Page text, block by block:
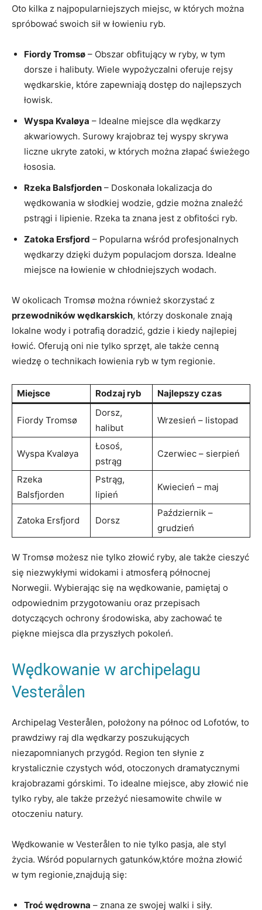
Oto kilka z najpopularniejszych miejsc, w których można
spróbować swoich sił w łowieniu ryb.
Fiordy Tromsø – Obszar obfitujący w ryby, w tym
dorsze i halibuty. Wiele wypożyczalni oferuje rejsy
wędkarskie, które zapewniają dostęp do najlepszych
łowisk.
Wyspa Kvaløya – Idealne miejsce dla wędkarzy
akwariowych. Surowy krajobraz tej wyspy skrywa
liczne ukryte zatoki, w których można złapać świeżego
łososia.
Rzeka Balsfjorden – Doskonała lokalizacja do
wędkowania w słodkiej wodzie, gdzie można znaleźć
pstrągi i lipienie. Rzeka ta znana jest z obfitości ryb.
Zatoka Ersfjord – Popularna wśród profesjonalnych
wędkarzy dzięki dużym populacjom dorsza. Idealne
miejsce na łowienie w chłodniejszych wodach.
W okolicach Tromsø można również skorzystać z
przewodników wędkarskich, którzy doskonale znają
lokalne wody i potrafią doradzić, gdzie i kiedy najlepiej
łowić. Oferują oni nie tylko sprzęt, ale także cenną
wiedzę o technikach łowienia ryb w tym regionie.
Miejsce Rodzaj ryb Najlepszy czas
Fiordy Tromsø
Dorsz,
halibut
Wrzesień – listopad
Wyspa Kvaløya
Łosoś,
pstrąg
Czerwiec – sierpień
Rzeka
Balsfjorden
Pstrąg,
lipień
Kwiecień – maj
Zatoka Ersfjord Dorsz
Październik –
grudzień
W Tromsø możesz nie tylko złowić ryby, ale także cieszyć
się niezwykłymi widokami i atmosferą północnej
Norwegii. Wybierając się na wędkowanie, pamiętaj o
odpowiednim przygotowaniu oraz przepisach
dotyczących ochrony środowiska, aby zachować te
piękne miejsca dla przyszłych pokoleń.
Wędkowanie w archipelagu
Vesterålen
Archipelag Vesterålen, położony na północ od Lofotów, to
prawdziwy raj dla wędkarzy poszukujących
niezapomnianych przygód. Region ten słynie z
krystalicznie czystych wód, otoczonych dramatycznymi
krajobrazami górskimi. To idealne miejsce, aby złowić nie
tylko ryby, ale także przeżyć niesamowite chwile w
otoczeniu natury.
Wędkowanie w Vesterålen to nie tylko pasja, ale styl
życia. Wśród popularnych gatunków,które można złowić
w tym regionie,znajdują się:
Troć wędrowna – znana ze swojej walki i siły.